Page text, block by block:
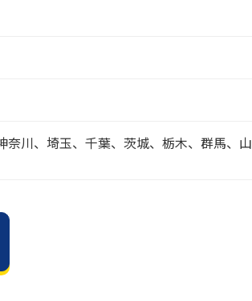
川、埼玉、千葉、茨城、栃木、群馬、山